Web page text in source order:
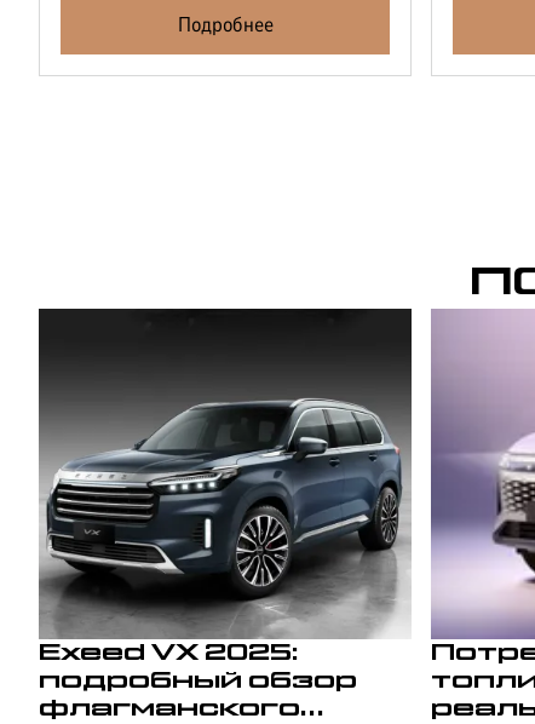
Подробнее
Exeed VX 2025:
подробный обзор
флагманского